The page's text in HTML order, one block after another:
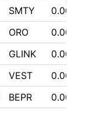
SMTY
0.0069 $
ORO
0.0069 $
GLINK
0.0069 $
VEST
0.0069 $
BEPR 0.0069 $